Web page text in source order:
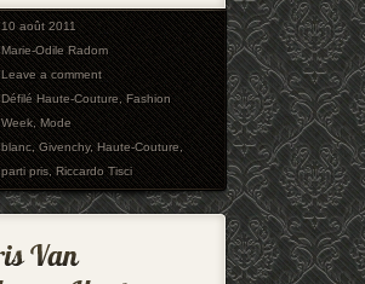
10 août 2011
Marie-Odile Radom
Leave a comment
Défilé Haute-Couture,Fashion
Week,Mode
blanc,Givenchy,Haute-Couture,
parti pris,Riccardo Tisci